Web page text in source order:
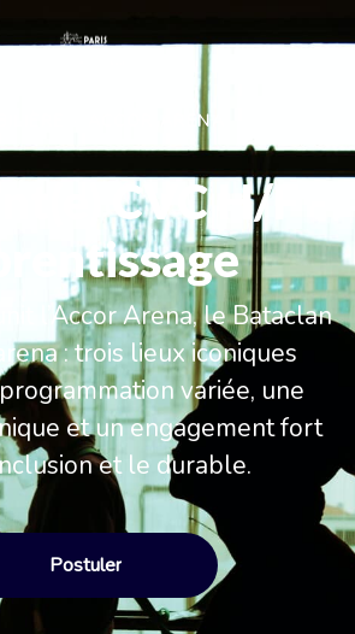
ACCOR ARENA
CVC H/F -
l’Accor Arena, le Bataclan
arena : trois lieux iconiques
variée, une
et un engagement fort
et le durable.
Postuler